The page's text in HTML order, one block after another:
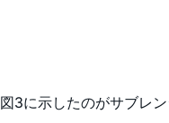
図3に示したのがサブレ